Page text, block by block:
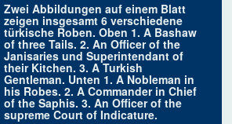
Zwei Abbildungen auf einem Blatt
zeigen insgesamt 6 verschiedene
türkische Roben. Oben 1. A Bashaw
of three Tails. 2. An Officer of the
Janisaries und Superintendant of
their Kitchen. 3. A Turkish
Gentleman. Unten 1. A Nobleman in
his Robes. 2. A Commander in Chief
of the Saphis. 3. An Officer of the
supreme Court of Indicature.